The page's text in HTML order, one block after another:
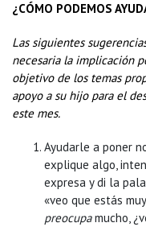
¿CÓMO PODEMOS
Las siguientes
necesaria la implicación
objetivo de los temas
apoyo a su hijo para el
este mes.
Ayudarle a poner
explique algo,
expresa y di la
«veo que estás muy
preocupamucho,